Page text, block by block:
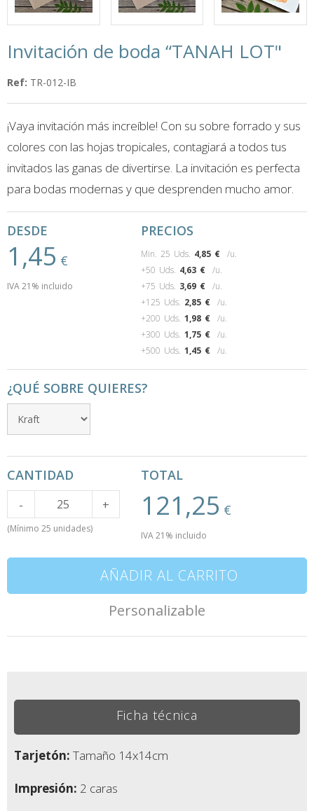
Invitación de boda “TANAH LOT"
Ref: TR-012-IB
¡Vaya invitación más increíble! Con su sobre forrado y sus
colores con las hojas tropicales, contagiará a todos tus
invitados las ganas de divertirse. La invitación es perfecta
para bodas modernas y que desprenden mucho amor.
DESDE
1,45€
IVA 21% incluido
PRECIOS
Min. 25 Uds. 4,85 € /u.
+50 Uds. 4,63 € /u.
+75 Uds. 3,69 € /u.
+125 Uds. 2,85 € /u.
+200 Uds. 1,98 € /u.
+300 Uds. 1,75 € /u.
+500 Uds. 1,45 € /u.
¿QUÉ SOBRE QUIERES?
CANTIDAD
-
Cantidad +
(Mínimo 25 unidades)
TOTAL
121,25€
IVA 21% incluido
AÑADIR AL CARRITO
Personalizable
Ficha técnica
Tarjetón: Tamaño 14x14cm
Impresión: 2 caras